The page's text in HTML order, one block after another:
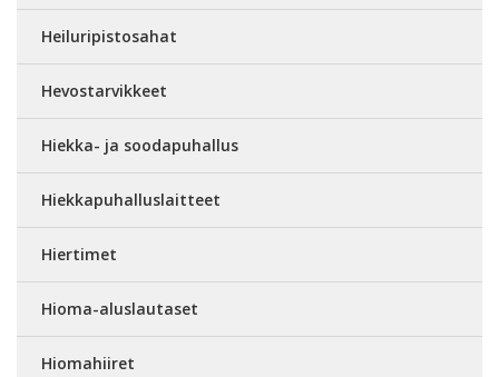
Heiluripistosahat
Hevostarvikkeet
Hiekka- ja soodapuhallus
Hiekkapuhalluslaitteet
Hiertimet
Hioma-aluslautaset
Hiomahiiret